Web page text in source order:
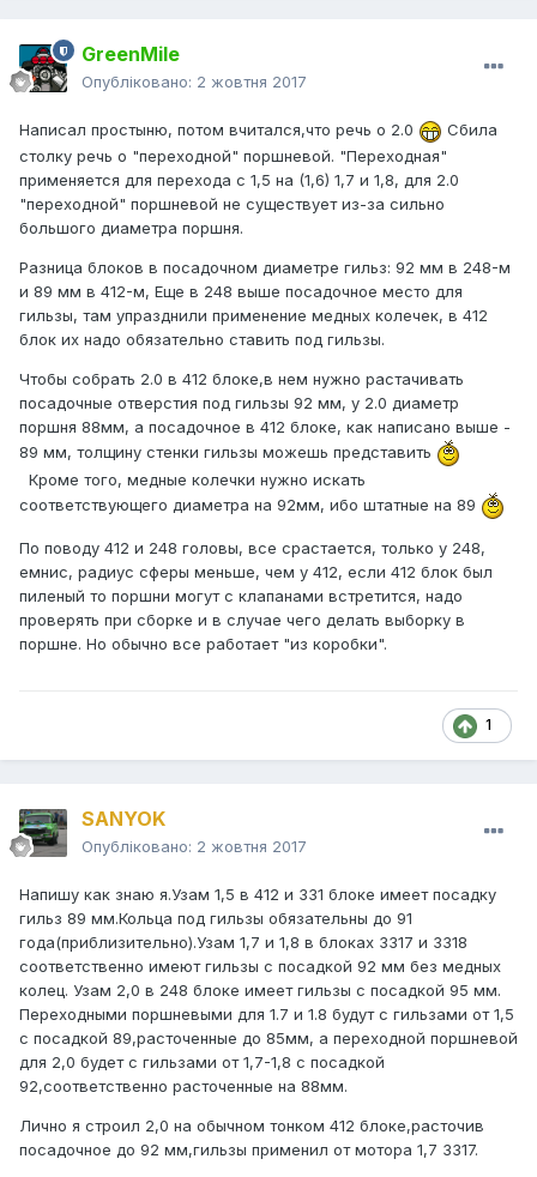
GreenMile
Опубліковано: 2 жовтня 2017
Написал простыню, потом вчитался,что речь о 2.0
Сбила
столку речь о "переходной" поршневой. "Переходная"
применяется для перехода с 1,5 на (1,6) 1,7 и 1,8, для 2.0
"переходной" поршневой не существует из-за сильно
большого диаметра поршня.
Разница блоков в посадочном диаметре гильз: 92 мм в 248-м
и 89 мм в 412-м, Еще в 248 выше посадочное место для
гильзы, там упразднили применение медных колечек, в 412
блок их надо обязательно ставить под гильзы.
Чтобы собрать 2.0 в 412 блоке,в нем нужно растачивать
посадочные отверстия под гильзы 92 мм, у 2.0 диаметр
поршня 88мм, а посадочное в 412 блоке, как написано выше -
89 мм, толщину стенки гильзы можешь представить
Кроме того, медные колечки нужно искать
соответствующего диаметра на 92мм, ибо штатные на 89
По поводу 412 и 248 головы, все срастается, только у 248,
емнис, радиус сферы меньше, чем у 412, если 412 блок был
пиленый то поршни могут с клапанами встретится, надо
проверять при сборке и в случае чего делать выборку в
поршне. Но обычно все работает "из коробки".
1
SANYOK
Опубліковано: 2 жовтня 2017
Напишу как знаю я.Узам 1,5 в 412 и 331 блоке имеет посадку
гильз 89 мм.Кольца под гильзы обязательны до 91
года(приблизительно).Узам 1,7 и 1,8 в блоках 3317 и 3318
соответственно имеют гильзы с посадкой 92 мм без медных
колец. Узам 2,0 в 248 блоке имеет гильзы с посадкой 95 мм.
Переходными поршневыми для 1.7 и 1.8 будут с гильзами от 1,5
с посадкой 89,расточенные до 85мм, а переходной поршневой
для 2,0 будет с гильзами от 1,7-1,8 с посадкой
92,соответственно расточенные на 88мм.
Лично я строил 2,0 на обычном тонком 412 блоке,расточив
посадочное до 92 мм,гильзы применил от мотора 1,7 3317.